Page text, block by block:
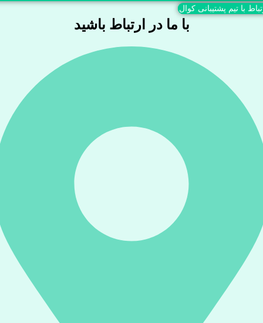
با تیم پشتیبانی کوال
با ما در ارتباط باشید